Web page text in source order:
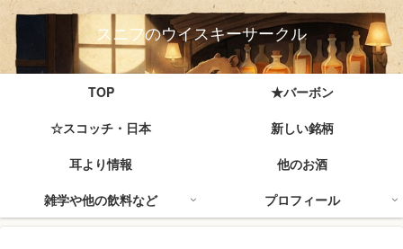
スニフのウイスキーサークル
TOP
★バーボン
☆スコッチ・日本
新しい銘柄
耳より情報
他のお酒
雑学や他の飲料など
プロフィール